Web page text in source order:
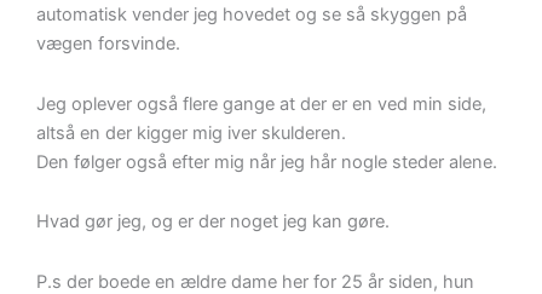
automatisk vender jeg hovedet og se så skyggen på
vægen forsvinde.
Jeg oplever også flere gange at der er en ved min side,
altså en der kigger mig iver skulderen.
Den følger også efter mig når jeg hår nogle steder alene.
Hvad gør jeg, og er der noget jeg kan gøre.
P.s der boede en ældre dame her for 25 år siden, hun